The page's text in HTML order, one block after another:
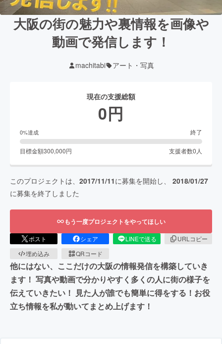
大阪の街の魅力や裏情報を画像や
動画で発信します！
machitabi アート・写真
現在の支援総額
0円
0%達成 終了
目標金額300,000円 支援者数0 人
このプロジェクトは、 2017/11/11に募集を開始し、 2018/01/27
に募集を終了しました
もう一度プロジェクトをやってほしい
ポスト シェア LINEで送る
URLコピー
埋め込み
QRコード
他にはない、ここだけの大阪の情報発信を構築していき
ます！ 写真や動画で分かりやすく多くの人に街の様子を
伝えていきたい！ 見た人が誰でも簡単に得をする！お役
立ち情報を私が動いてまとめ上げます！